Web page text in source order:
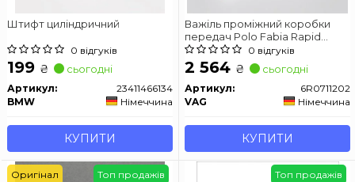
Штифт циліндричний
0 відгуків
199 ₴ сьогодні
Артикул:
23411466134
BMW
Німеччина
КУПИТИ
Важіль проміжний коробки
передач Polo Fabia Rapid
Roomster Ibiza 2008-
0 відгуків
2 564 ₴ сьогодні
Артикул:
6R0711202
VAG
Німеччина
КУПИТИ
Топ продажів
Оригінал Топ продажів